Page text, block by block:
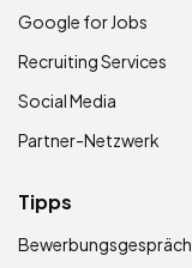
Google for Jobs
Recruiting Services
Social Media
Partner-Netzwerk
Tipps
Bewerbungsgespräch